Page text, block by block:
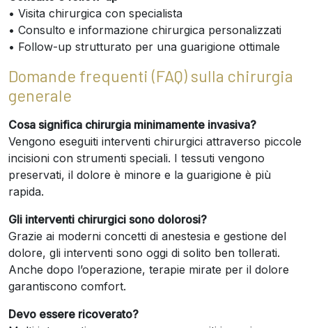
• Visita chirurgica con specialista
• Consulto e informazione chirurgica personalizzati
• Follow-up strutturato per una guarigione ottimale
Domande frequenti (FAQ) sulla chirurgia
generale
Cosa significa chirurgia minimamente invasiva?
Vengono eseguiti interventi chirurgici attraverso piccole
incisioni con strumenti speciali. I tessuti vengono
preservati, il dolore è minore e la guarigione è più
rapida.
Gli interventi chirurgici sono dolorosi?
Grazie ai moderni concetti di anestesia e gestione del
dolore, gli interventi sono oggi di solito ben tollerati.
Anche dopo l’operazione, terapie mirate per il dolore
garantiscono comfort.
Devo essere ricoverato?